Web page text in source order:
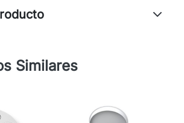
Similares